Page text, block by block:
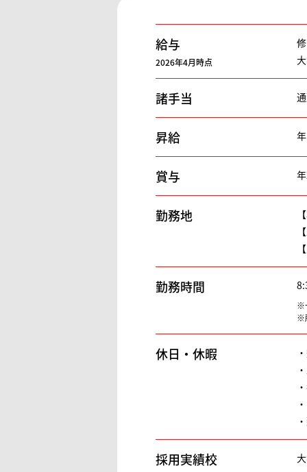
給与
2026年4月時点
諸手当
昇給
賞与
勤務地
勤務時間
※
※
休日・休暇
採用実績校